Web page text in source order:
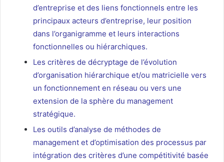
d’entreprise et des liens fonctionnels entre les
principaux acteurs d’entreprise, leur position
dans l’organigramme et leurs interactions
fonctionnelles ou hiérarchiques.
Les critères de décryptage de l’évolution
d’organisation hiérarchique et/ou matricielle vers
un fonctionnement en réseau ou vers une
extension de la sphère du management
stratégique.
Les outils d’analyse de méthodes de
management et d’optimisation des processus par
intégration des critères d’une compétitivité basée